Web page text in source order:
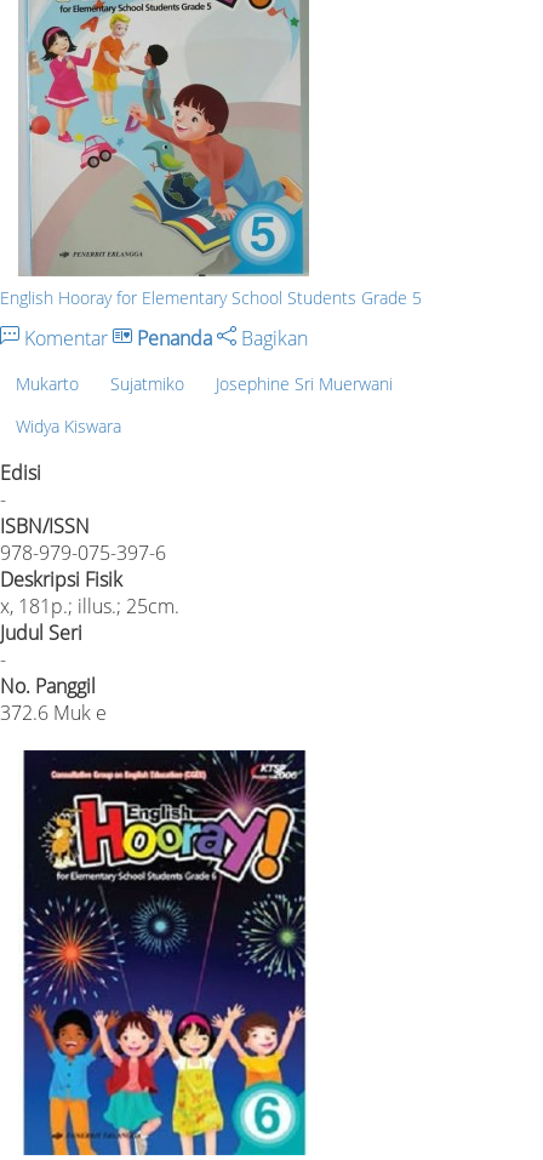
English Hooray for Elementary School Students Grade 5
Komentar Penanda Bagikan
Mukarto Sujatmiko
Josephine Sri Muerwani
Widya Kiswara
Edisi
-
ISBN/ISSN
978-979-075-397-6
Deskripsi Fisik
x, 181p.; illus.; 25cm.
Judul Seri
-
No. Panggil
372.6 Muk e